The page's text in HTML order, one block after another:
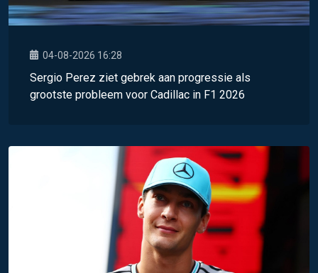
04-08-2026 16:28
Sergio Perez ziet gebrek aan progressie als
grootste probleem voor Cadillac in F1 2026